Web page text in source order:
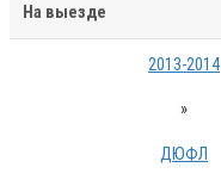
На выезде
2013-2014
»
ДЮФЛ